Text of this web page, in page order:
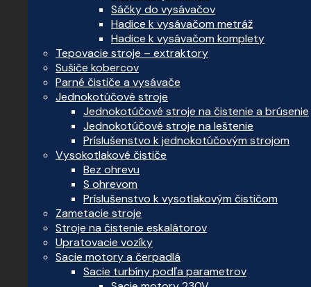
Sáčky do vysávačov
Hadice k vysávačom metráž
Hadice k vysávačom komplety
Tepovacie stroje – extraktory
Sušiče kobercov
Parné čističe a vysávače
Jednokotúčové stroje
Jednokotúčové stroje na čistenie a brúsenie
Jednokotúčové stroje na leštenie
Príslušenstvo k jednokotúčovým strojom
Vysokotlakové čističe
Bez ohrevu
S ohrevom
Príslušenstvo k vysotlakovým čističom
Zametacie stroje
Stroje na čistenie eskalátorov
Upratovacie vozíky
Sacie motory a čerpadlá
Sacie turbíny podľa parametrov